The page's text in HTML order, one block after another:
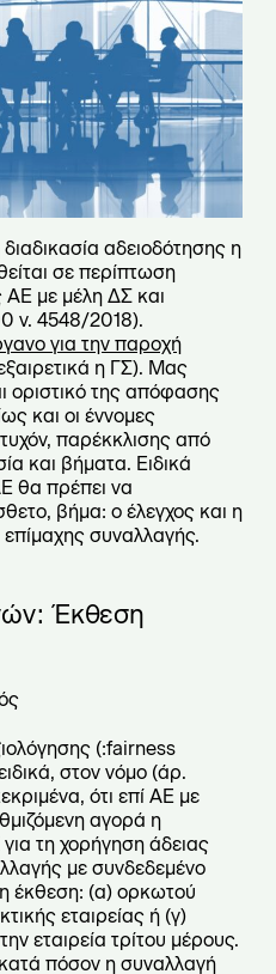
αδειοδότησης η
σε περίπτωση
με μέλη ΔΣ και
ν. 4548/2018).
για την παροχή
η ΓΣ). Μας
οριστικό της απόφασης
και οι έννομες
παρέκκλισης από
και βήματα. Ειδικά
θα πρέπει να
βήμα: ο έλεγχος και η
συναλλαγής.
Έκθεση
(:fairness
στον νόμο (άρ.
ότι επί ΑΕ με
αγορά η
τη χορήγηση άδειας
με συνδεδεμένο
έκθεση: (α) ορκωτού
εταιρείας ή (γ)
εταιρεία τρίτου μέρους.
κατά πόσον η συναλλαγή